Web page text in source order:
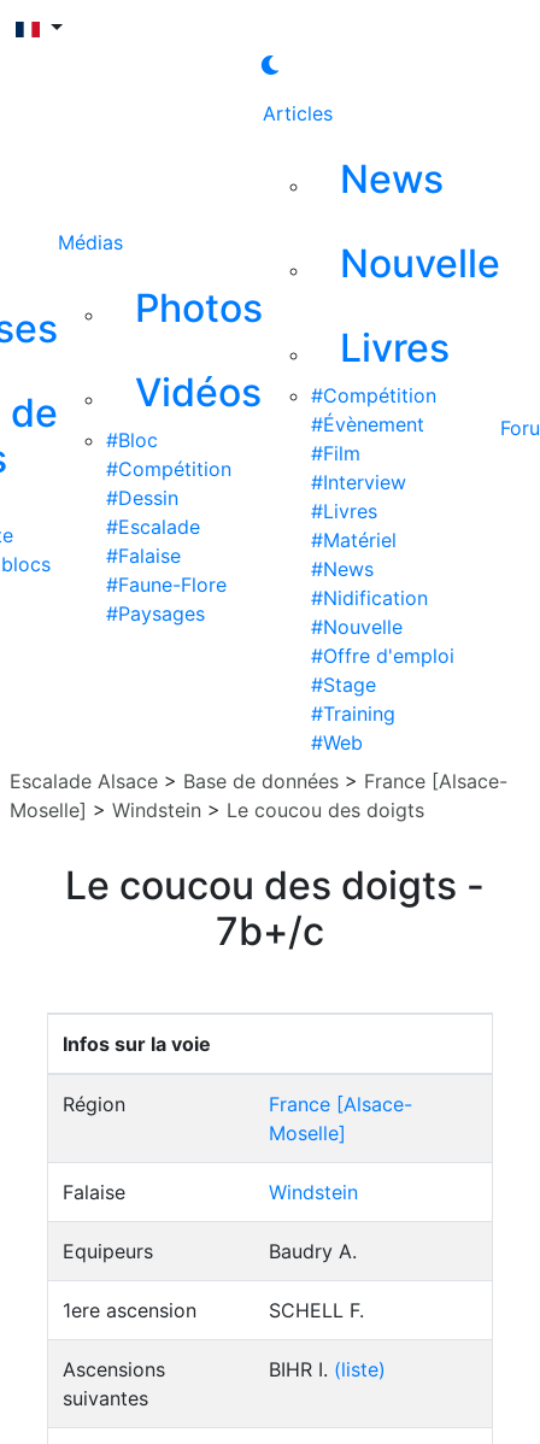
de
Médias
Photos
Vidéos
#Bloc
#Compétition
#Dessin
#Escalade
#Falaise
#Faune-Flore
#Paysages
Articles
News
Nouvelle
Livres
#Compétition
#Évènement
#Film
#Interview
#Livres
#Matériel
#News
#Nidification
#Nouvelle
#Offre d'emploi
#Stage
#Training
#Web
Escalade Alsace > Base de données > France [Alsace-
Moselle] > Windstein > Le coucou des doigts
Le coucou des doigts -
7b+/c
Infos sur la voie
Région
France [Alsace-
Moselle]
Falaise Windstein
Equipeurs Baudry A.
1ere ascension SCHELL F.
Ascensions
suivantes
BIHR I. (liste)